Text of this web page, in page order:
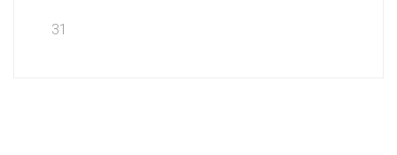
31